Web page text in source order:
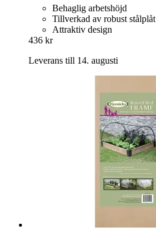
Behaglig arbetshöjd
Tillverkad av robust stålplåt
Attraktiv design
436 kr
Leverans till 14. augusti